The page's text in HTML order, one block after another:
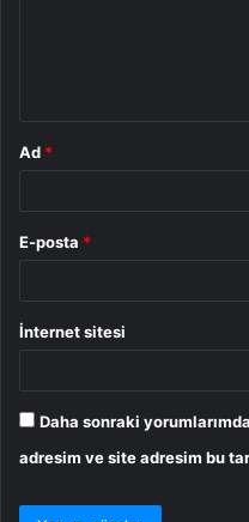
Ad *
E-posta *
İnternet sitesi
Daha sonraki
adresim ve site adresim bu